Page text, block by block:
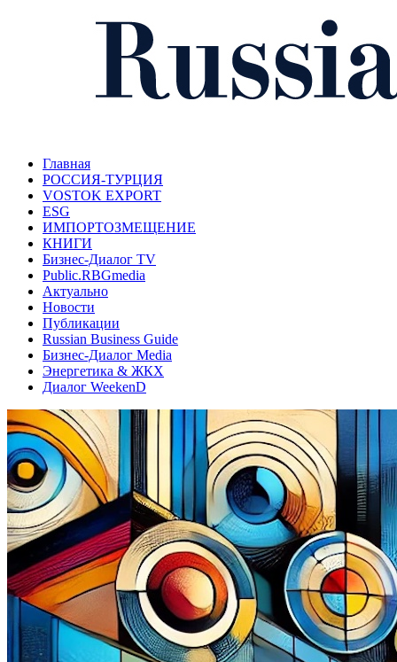
Главная
РОССИЯ-ТУРЦИЯ
VOSTOK EXPORT
ESG
ИМПОРТОЗМЕЩЕНИЕ
КНИГИ
Бизнес-Диалог TV
Public.RBGmedia
Актуально
Новости
Публикации
Russian Business Guide
Бизнес-Диалог Media
Энергетика & ЖКХ
Диалог WeekenD